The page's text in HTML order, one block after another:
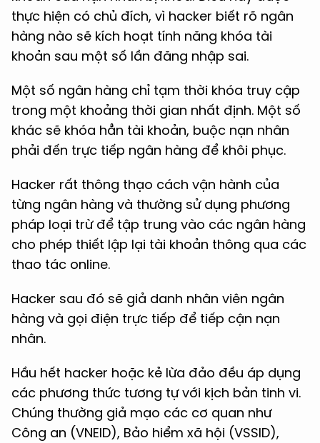
thực hiện có chủ đích, vì hacker biết rõ ngân
hàng nào sẽ kích hoạt tính năng khóa tài
khoản sau một số lần đăng nhập sai.
Một số ngân hàng chỉ tạm thời khóa truy cập
trong một khoảng thời gian nhất định. Một số
khác sẽ khóa hẳn tài khoản, buộc nạn nhân
phải đến trực tiếp ngân hàng để khôi phục.
Hacker rất thông thạo cách vận hành của
từng ngân hàng và thường sử dụng phương
pháp loại trừ để tập trung vào các ngân hàng
cho phép thiết lập lại tài khoản thông qua các
thao tác online.
Hacker sau đó sẽ giả danh nhân viên ngân
hàng và gọi điện trực tiếp để tiếp cận nạn
nhân.
Hầu hết hacker hoặc kẻ lừa đảo đều áp dụng
các phương thức tương tự với kịch bản tinh vi.
Chúng thường giả mạo các cơ quan như
Công an (VNEID), Bảo hiểm xã hội (VSSID),